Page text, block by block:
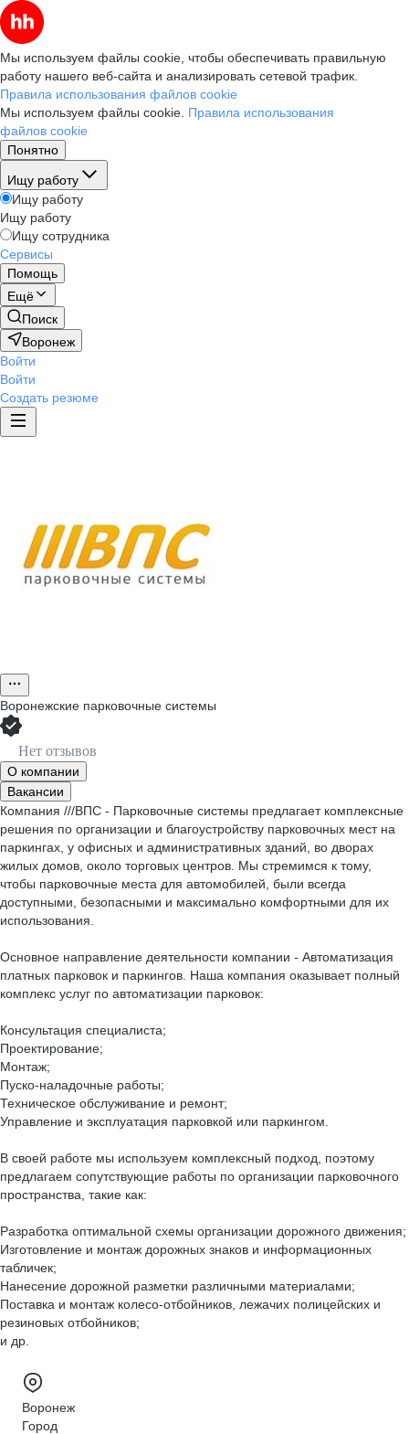
Мы используем файлы cookie, чтобы обеспечивать правильную
работу нашего веб-сайта и анализировать сетевой трафик.
Правила использования файлов cookie
Мы используем файлы cookie. Правила использования
файлов cookie
Понятно
Ищу работу
Ищу работу
Ищу работу
Ищу сотрудника
Сервисы
Помощь
Ещё
Поиск
Воронеж
Войти
Войти
Создать резюме
Воронежские парковочные системы
Нет отзывов
О компании
Вакансии
Компания ///ВПС - Парковочные системы предлагает комплексные
решения по организации и благоустройству парковочных мест на
паркингах, у офисных и административных зданий, во дворах
жилых домов, около торговых центров. Мы стремимся к тому,
чтобы парковочные места для автомобилей, были всегда
доступными, безопасными и максимально комфортными для их
использования.
Основное направление деятельности компании - Автоматизация
платных парковок и паркингов. Наша компания оказывает полный
комплекс услуг по автоматизации парковок:
Консультация специалиста;
Проектирование;
Монтаж;
Пуско-наладочные работы;
Техническое обслуживание и ремонт;
Управление и эксплуатация парковкой или паркингом.
В своей работе мы используем комплексный подход, поэтому
предлагаем сопутствующие работы по организации парковочного
пространства, такие как:
Разработка оптимальной схемы организации дорожного движения;
Изготовление и монтаж дорожных знаков и информационных
табличек;
Нанесение дорожной разметки различными материалами;
Поставка и монтаж колесо-отбойников, лежачих полицейских и
резиновых отбойников;
и др.
Воронеж
Город